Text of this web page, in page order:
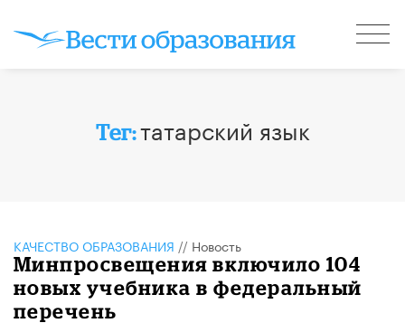
Тег:татарский язык
КАЧЕСТВО ОБРАЗОВАНИЯ // Новость
Минпросвещения включило 104
новых учебника в федеральный
перечень